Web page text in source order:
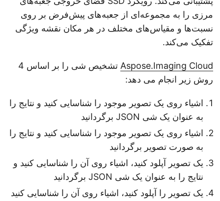
مرزی را به مجموعه‌ای از جعبه‌های پیش‌فرض بر روی
نسبت‌ها و مقیاس‌های مختلف در هر مکان نقشه ویژگی
تفکیک می‌کند.
Aspose.Imaging Cloud
تشخیص شی را بر اساس 4
روش زیر انجام می دهد:
اشیاء روی یک تصویر موجود را شناسایی کنید و نتایج را
به عنوان یک شی JSON برگردانید
اشیاء روی یک تصویر موجود را شناسایی کنید و نتایج را
به صورت تصویر برگردانید
یک تصویر آپلود کنید، اشیاء روی آن را شناسایی کنید و
نتایج را به عنوان یک شی JSON برگردانید
یک تصویر را آپلود کنید، اشیاء روی آن را شناسایی کنید